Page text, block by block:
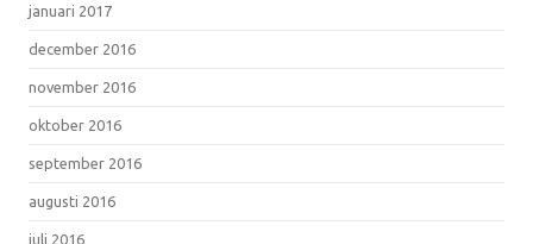
januari 2017
december 2016
november 2016
oktober 2016
september 2016
augusti 2016
juli 2016